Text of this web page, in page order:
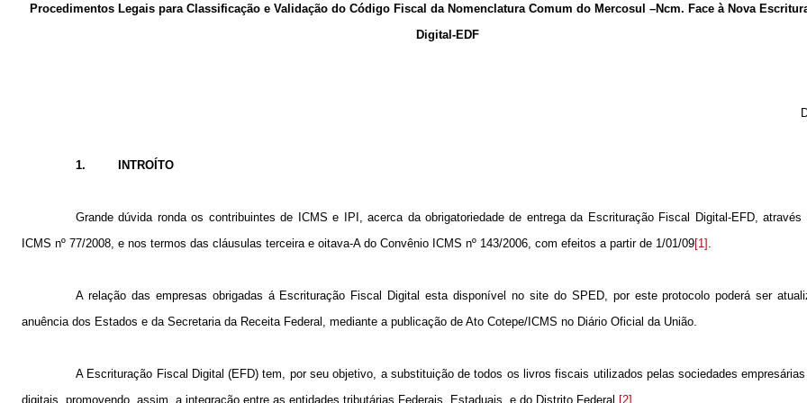
Procedimentos Legais para Classificação e Validação do Código Fiscal da Nomenclatura Comum do Mercosul –Ncm. Face à Nova
Digital-EDF
1. INTROÍTO
Grande dúvida ronda os contribuintes de ICMS e IPI, acerca da obrigatoriedade de entrega da Escrituração Fiscal Digital-EFD, através
ICMS nº 77/2008, e nos termos das cláusulas terceira e oitava-A do Convênio ICMS nº 143/2006, com efeitos a partir de 1/01/09[1]
A relação das empresas obrigadas á Escrituração Fiscal Digital esta disponível no site do SPED, por este protocolo poderá ser
anuência dos Estados e da Secretaria da Receita Federal, mediante a publicação de Ato Cotepe/ICMS no Diário Oficial da União.
A Escrituração Fiscal Digital (EFD) tem, por seu objetivo, a substituição de todos os livros fiscais utilizados pelas sociedades
digitais, promovendo, assim, a integração entre as entidades tributárias Federais, Estaduais, e do Distrito Federal. [2]